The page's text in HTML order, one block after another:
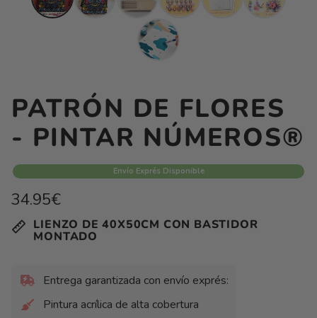
PATRÓN DE FLORES
- PINTAR NÚMEROS®
Envío Exprés Disponible
Precio
habitual
34.95€
Precio
unitario
por LIENZO DE 40X50CM CON BASTIDOR
MONTADO
Entrega garantizada con envío exprés:
Pintura acrílica de alta cobertura